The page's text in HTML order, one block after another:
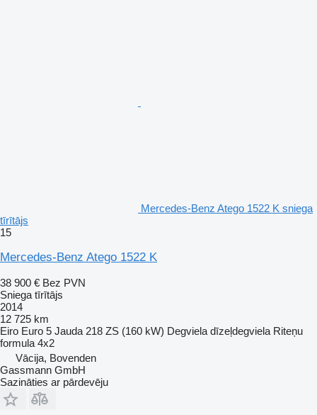
Mercedes-Benz Atego 1522 K sniega
tīrītājs
15
Mercedes-Benz Atego 1522 K
38 900 € Bez PVN
Sniega tīrītājs
2014
12 725 km
Eiro Euro 5 Jauda 218 ZS (160 kW) Degviela dīzeļdegviela Riteņu
formula 4x2
Vācija, Bovenden
Gassmann GmbH
Sazināties ar pārdevēju